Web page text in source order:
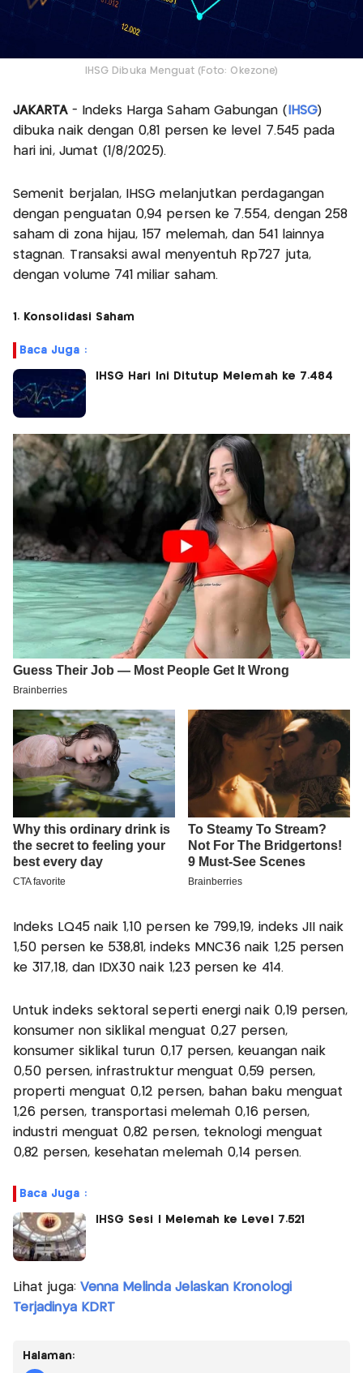
IHSG Dibuka Menguat (Foto: Okezone)
JAKARTA- Indeks Harga Saham Gabungan ( IHSG)
dibuka naik dengan 0,81 persen ke level 7.545 pada
hari ini, Jumat (1/8/2025).
Semenit berjalan, IHSG melanjutkan perdagangan
dengan penguatan 0,94 persen ke 7.554, dengan 258
saham di zona hijau, 157 melemah, dan 541 lainnya
stagnan. Transaksi awal menyentuh Rp727 juta,
dengan volume 741 miliar saham.
1. Konsolidasi Saham
Baca Juga :
IHSG Hari Ini Ditutup Melemah ke 7.484
Indeks LQ45 naik 1,10 persen ke 799,19, indeks JII naik
1,50 persen ke 538,81, indeks MNC36 naik 1,25 persen
ke 317,18, dan IDX30 naik 1,23 persen ke 414.
Untuk indeks sektoral seperti energi naik 0,19 persen,
konsumer non siklikal menguat 0,27 persen,
konsumer siklikal turun 0,17 persen, keuangan naik
0,50 persen, infrastruktur menguat 0,59 persen,
properti menguat 0,12 persen, bahan baku menguat
1,26 persen, transportasi melemah 0,16 persen,
industri menguat 0,82 persen, teknologi menguat
0,82 persen, kesehatan melemah 0,14 persen.
Baca Juga :
IHSG Sesi I Melemah ke Level 7.521
Lihat juga: Venna Melinda Jelaskan Kronologi
Terjadinya KDRT
Halaman: